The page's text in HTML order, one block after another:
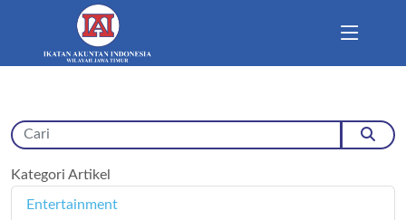
Kategori Artikel
Entertainment